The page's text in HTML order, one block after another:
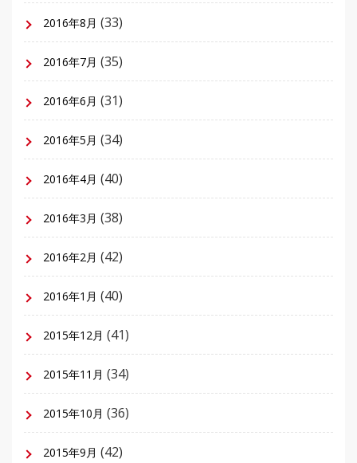
2016年8月 (33)
2016年7月 (35)
2016年6月 (31)
2016年5月 (34)
2016年4月 (40)
2016年3月 (38)
2016年2月 (42)
2016年1月 (40)
2015年12月 (41)
2015年11月 (34)
2015年10月 (36)
2015年9月 (42)